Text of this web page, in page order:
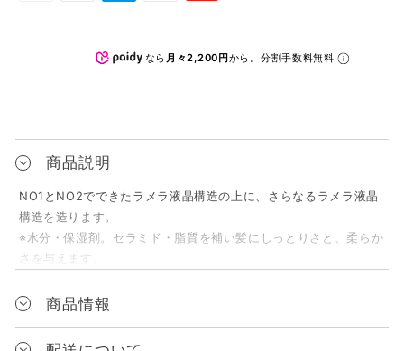
なら 月々2,200円 から。分割手数料無料
商品説明
NO1とNO2でできたラメラ液晶構造の上に、さらなるラメラ液晶
構造を造ります。
※水分・保湿剤。セラミド・脂質を補い髪にしっとりさと、柔らか
さを与えます。
商品情報
JANコード